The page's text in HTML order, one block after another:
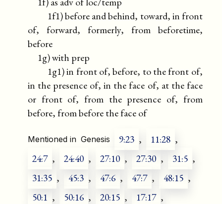
1f1) before and behind, toward, in front
of, forward, formerly, from beforetime,
before
1g) with prep
1g1) in front of, before, to the front of,
in the presence of, in the face of, at the face
or front of, from the presence of, from
before, from before the face of
Mentioned in Genesis 9:23 , 11:28 ,
24:7 , 24:40 , 27:10 , 27:30 , 31:5 ,
31:35 , 45:3 , 47:6 , 47:7 , 48:15 ,
50:1 , 50:16 , 20:15 , 17:17 ,